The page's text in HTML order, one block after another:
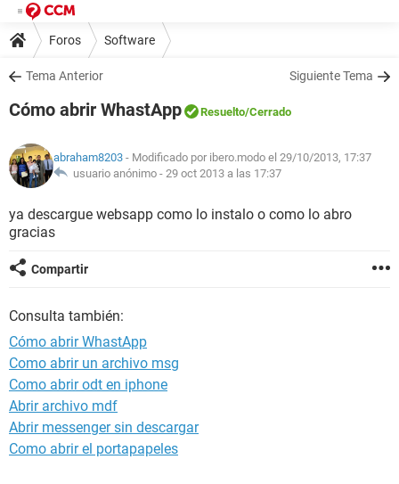
Foros Software
Tema Anterior Siguiente Tema
Cómo abrir WhastApp Resuelto/Cerrado
abraham8203 - Modificado por ibero.modo el 29/10/2013, 17:37
usuario anónimo - 29 oct 2013 a las 17:37
ya descargue websapp como lo instalo o como lo abro
gracias
Compartir
Consulta también:
Cómo abrir WhastApp
Como abrir un archivo msg
Como abrir odt en iphone
Abrir archivo mdf
Abrir messenger sin descargar
Como abrir el portapapeles